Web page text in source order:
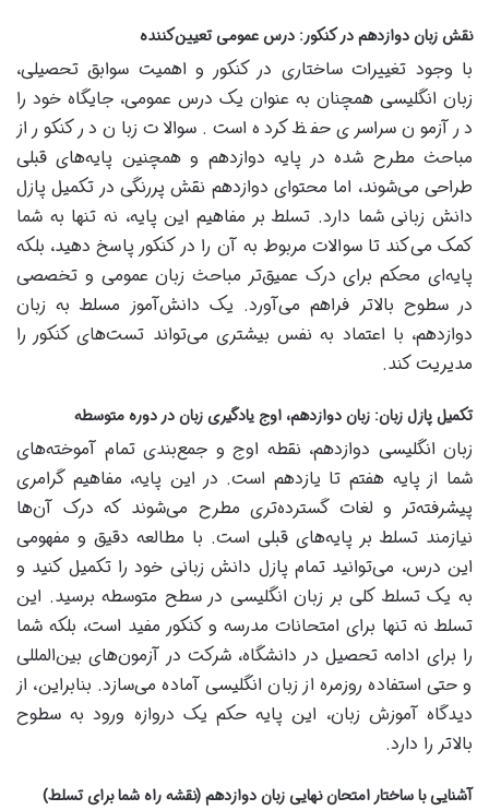
نقش زبان دوازدهم در کنکور: درس عمومی تعیین‌کننده
با وجود تغییرات ساختاری در کنکور و اهمیت سوابق تحصیلی،
زبان انگلیسی همچنان به عنوان یک درس عمومی، جایگاه خود را
در آزمون سراسری حفظ کرده است. سوالات زبان در کنکور از
مباحث مطرح شده در پایه دوازدهم و همچنین پایه‌های قبلی
طراحی می‌شوند، اما محتوای دوازدهم نقش پررنگی در تکمیل پازل
دانش زبانی شما دارد. تسلط بر مفاهیم این پایه، نه تنها به شما
کمک می‌کند تا سوالات مربوط به آن را در کنکور پاسخ دهید، بلکه
پایه‌ای محکم برای درک عمیق‌تر مباحث زبان عمومی و تخصصی
در سطوح بالاتر فراهم می‌آورد. یک دانش‌آموز مسلط به زبان
دوازدهم، با اعتماد به نفس بیشتری می‌تواند تست‌های کنکور را
مدیریت کند.
تکمیل پازل زبان: زبان دوازدهم، اوج یادگیری زبان در دوره متوسطه
زبان انگلیسی دوازدهم، نقطه اوج و جمع‌بندی تمام آموخته‌های
شما از پایه هفتم تا یازدهم است. در این پایه، مفاهیم گرامری
پیشرفته‌تر و لغات گسترده‌تری مطرح می‌شوند که درک آن‌ها
نیازمند تسلط بر پایه‌های قبلی است. با مطالعه دقیق و مفهومی
این درس، می‌توانید تمام پازل دانش زبانی خود را تکمیل کنید و
به یک تسلط کلی بر زبان انگلیسی در سطح متوسطه برسید. این
تسلط نه تنها برای امتحانات مدرسه و کنکور مفید است، بلکه شما
را برای ادامه تحصیل در دانشگاه، شرکت در آزمون‌های بین‌المللی
و حتی استفاده روزمره از زبان انگلیسی آماده می‌سازد. بنابراین، از
دیدگاه آموزش زبان، این پایه حکم یک دروازه ورود به سطوح
بالاتر را دارد.
آشنایی با ساختار امتحان نهایی زبان دوازدهم (نقشه راه شما برای تسلط)